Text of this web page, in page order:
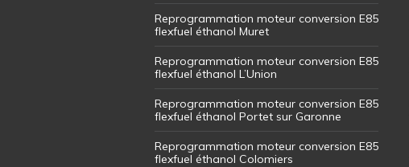
Reprogrammation moteur conversion E85
flexfuel éthanol Muret
Reprogrammation moteur conversion E85
flexfuel éthanol L’Union
Reprogrammation moteur conversion E85
flexfuel éthanol Portet sur Garonne
Reprogrammation moteur conversion E85
flexfuel éthanol Colomiers